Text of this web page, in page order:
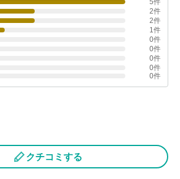
2件
2件
1件
0件
0件
0件
0件
0件
クチコミする